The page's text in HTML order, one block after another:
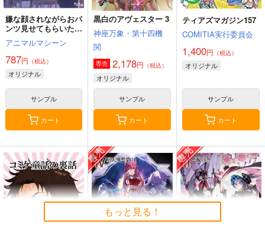
嫌な顔されながらおパ
ンツ見せてもらいたい
本14
アニマルマシーン
787円 （税込）
オリジナル
サンプル
カート
黒白のアヴェスター 3
神座万象・第十四機
関
専売 2,178円 （税込）
オリジナル
サンプル
カート
ティアズマガジン157
COMITIA実行委員会
1,400円 （税込）
オリジナル
サンプル
カート
もっと見る！